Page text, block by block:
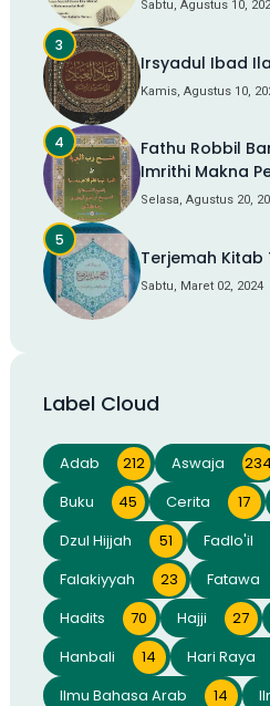
Sabtu, Agustus 10,
Irsyadul Ibad
Kamis, Agustus 10,
Fathu Robbil
Imrithi Makna
Selasa, Agustus 20,
Terjemah Kitab
Sabtu, Maret 02, 2024
Label Cloud
Adab 212 Aswaja 234
Buku
45 Cerita 17
Dzul Hijjah
51 Fadlo'il
Falakiyyah
23 Fatawa
Hadits
70 Hajji 27
Hanbali
14 Hari Raya
Ilmu Bahasa Arab
14